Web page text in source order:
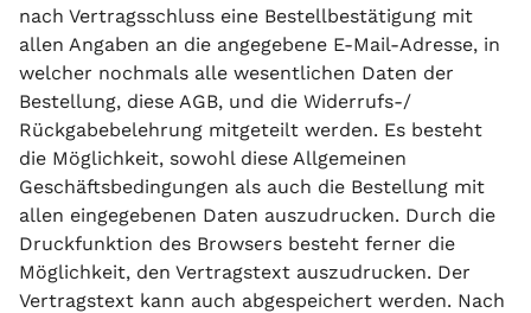
nach Vertragsschluss eine Bestellbestätigung mit
allen Angaben an die angegebene E-Mail-Adresse, in
welcher nochmals alle wesentlichen Daten der
Bestellung, diese AGB, und die Widerrufs-/
Rückgabebelehrung mitgeteilt werden. Es besteht
die Möglichkeit, sowohl diese Allgemeinen
Geschäftsbedingungen als auch die Bestellung mit
allen eingegebenen Daten auszudrucken. Durch die
Druckfunktion des Browsers besteht ferner die
Möglichkeit, den Vertragstext auszudrucken. Der
Vertragstext kann auch abgespeichert werden. Nach